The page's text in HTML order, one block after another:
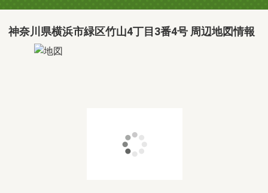
神奈川県横浜市緑区竹山4丁目3番4号 周辺地図情報